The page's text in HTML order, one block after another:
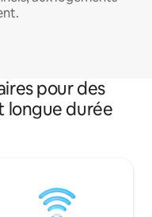
pour des
longue durée